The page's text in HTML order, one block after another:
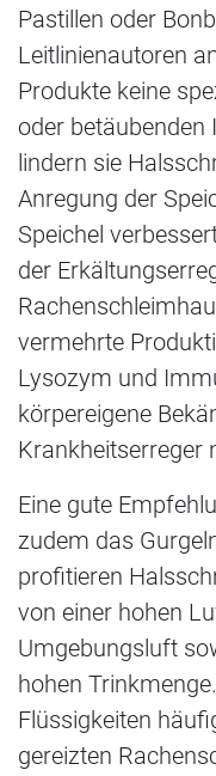
Pastillen oder
Leitlinienautoren
Produkte keine
oder betäubenden
lindern sie
Anregung der
Speichel
der
vermehrte
Lysozym und
körpereigene
Krankheitserreger
Eine gute
zudem das
profitieren
von einer hohen
Umgebungsluft
hohen
Flüssigkeiten
gereizten